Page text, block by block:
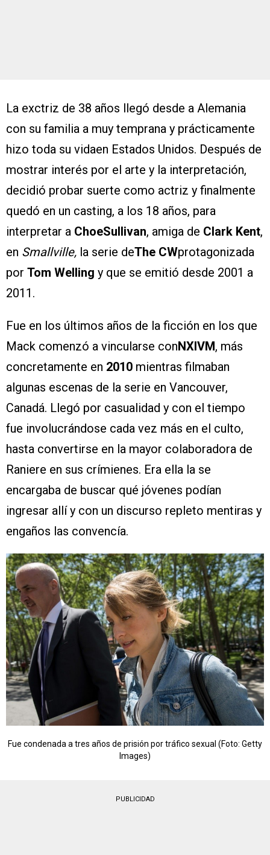
La exctriz de 38 años llegó desde a Alemania
con su familia a muy temprana y prácticamente
hizo toda su vidaen Estados Unidos. Después de
mostrar interés por el arte y la interpretación,
decidió probar suerte como actriz y finalmente
quedó en un casting, a los 18 años, para
interpretar a ChoeSullivan, amiga de Clark Kent,
en Smallville, la serie deThe CWprotagonizada
por Tom Welling y que se emitió desde 2001 a
2011.
Fue en los últimos años de la ficción en los que
Mack comenzó a vincularse conNXIVM, más
concretamente en 2010 mientras filmaban
algunas escenas de la serie en Vancouver,
Canadá. Llegó por casualidad y con el tiempo
fue involucrándose cada vez más en el culto,
hasta convertirse en la mayor colaboradora de
Raniere en sus crímienes. Era ella la se
encargaba de buscar qué jóvenes podían
ingresar allí y con un discurso repleto mentiras y
engaños las convencía.
Fue condenada a tres años de prisión por tráfico sexual (Foto: Getty
Images)
PUBLICIDAD